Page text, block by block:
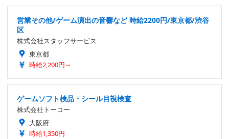
営業その他/ゲーム演出の音響など 時給2200円/東京都/渋谷
区
株式会社スタッフサービス
東京都
時給2,200円～
ゲームソフト検品・シール目視検査
株式会社トーコー
大阪府
時給1,350円